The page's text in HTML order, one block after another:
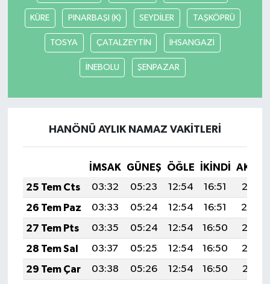
KÜRE PINARBAŞI (K) SEYDİLER TAŞKÖPRÜ
TOSYA ÇATALZEYTİN İHSANGAZİ
İNEBOLU ŞENPAZAR
HANÖNÜ AYLIK NAMAZ VAKITLERI
İMSAK GÜNEŞ ÖĞLE İKINDI
25 Tem Cts
03:32 05:23 12:54 16:51
20:15
26 Tem Paz
03:33 05:24 12:54 16:51
20:14
27 Tem Pts
03:35 05:24 12:54 16:50
20:13
28 Tem Sal
03:37 05:25 12:54 16:50
20:12
29 Tem Çar
03:38 05:26 12:54 16:50
20:11